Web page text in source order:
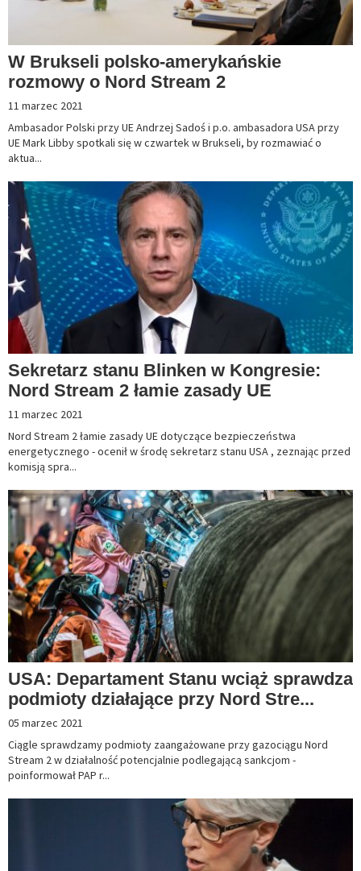
W Brukseli polsko-amerykańskie
rozmowy o Nord Stream 2
11 marzec 2021
Ambasador Polski przy UE Andrzej Sadoś i p.o. ambasadora USA przy
UE Mark Libby spotkali się w czwartek w Brukseli, by rozmawiać o
aktua...
Sekretarz stanu Blinken w Kongresie:
Nord Stream 2 łamie zasady UE
11 marzec 2021
Nord Stream 2 łamie zasady UE dotyczące bezpieczeństwa
energetycznego - ocenił w środę sekretarz stanu USA , zeznając przed
komisją spra...
USA: Departament Stanu wciąż sprawdza
podmioty działające przy Nord Stre...
05 marzec 2021
Ciągle sprawdzamy podmioty zaangażowane przy gazociągu Nord
Stream 2 w działalność potencjalnie podlegającą sankcjom -
poinformował PAP r...